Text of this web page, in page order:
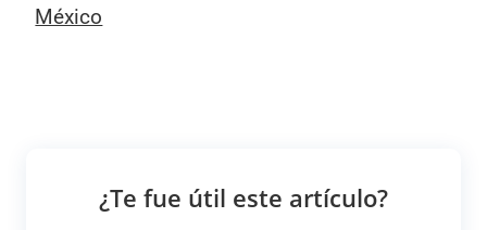
México
¿Te fue útil este artículo?